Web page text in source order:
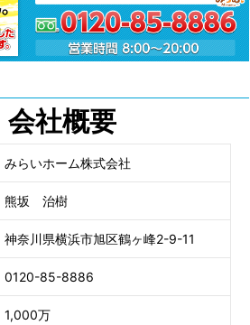
会社概要
みらいホーム株式会社
熊坂 治樹
神奈川県横浜市旭区鶴ヶ峰2-9-11
0120-85-8886
1,000万